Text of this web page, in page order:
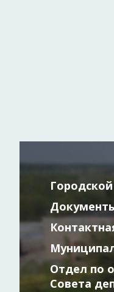
Отдел по
Совета